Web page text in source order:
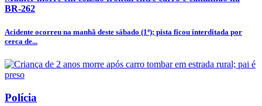
BR-262
Acidente ocorreu na manhã deste sábado (1º); pista ficou interditada por
cerca de...
Polícia